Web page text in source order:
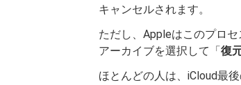
キャンセルされます。
ただし、Appleはこのプロ
アーカイブを選択して「復
ほとんどの人は、iCloud最